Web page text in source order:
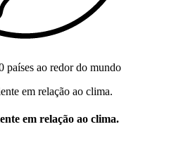
países ao redor do mundo
em relação ao clima.